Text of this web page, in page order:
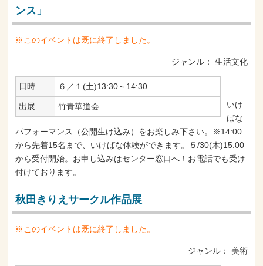
ンス」
※このイベントは既に終了しました。
ジャンル： 生活文化
日時 ６／１(土)13:30～14:30
出展 竹青華道会
いけ
ばな
パフォーマンス（公開生け込み）をお楽しみ下さい。※14:00
から先着15名まで、いけばな体験ができます。５/30(木)15:00
から受付開始。お申し込みはセンター窓口へ！お電話でも受け
付けております。
秋田きりえサークル作品展
※このイベントは既に終了しました。
ジャンル： 美術